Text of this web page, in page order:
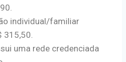
individual/familiar
315,50.
uma rede credenciada